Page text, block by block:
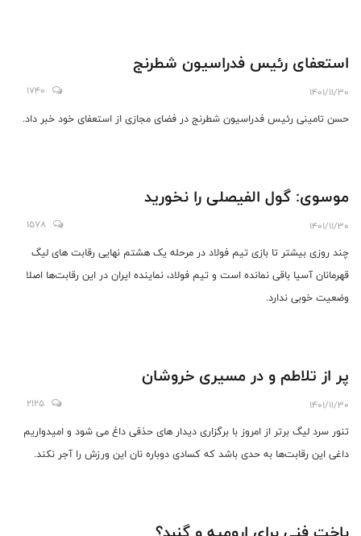
استعفای رئیس فدراسیون شطرنج
1401/11/30
1740
حسن تامینی رئیس فدراسیون شطرنج در فضای مجازی از استعفای خود خبر داد.
موسوی: گول الفیصلی را نخورید
1401/11/30
1578
چند روزی بیشتر تا بازی تیم فولاد در مرحله یک هشتم نهایی رقابت های لیگ
قهرمانان آسیا باقی نمانده است و تیم فولاد، نماینده ایران در این رقابت‌ها اصلا
وضعیت خوبی ندارد.
پر از تلاطم و در مسیری خروشان
1401/11/30
2125
تنور سرد لیگ برتر از امروز با برگزاری دیدار های حذفی داغ می شود و امیدواریم
داغی این رقابت‌ها به حدی باشد که کسادی دوباره نان این ورزش را آجر نکند.